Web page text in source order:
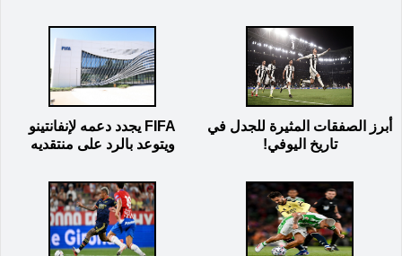
أبرز الصفقات المثيرة للجدل في
تاريخ اليوفي!
FIFA يجدد دعمه لإنفانتينو
ويتوعد بالرد على منتقديه